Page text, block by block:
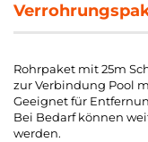
Rohrpaket mit 25m
zur Verbindung Pool
Geeignet für
Bei Bedarf können
werden.